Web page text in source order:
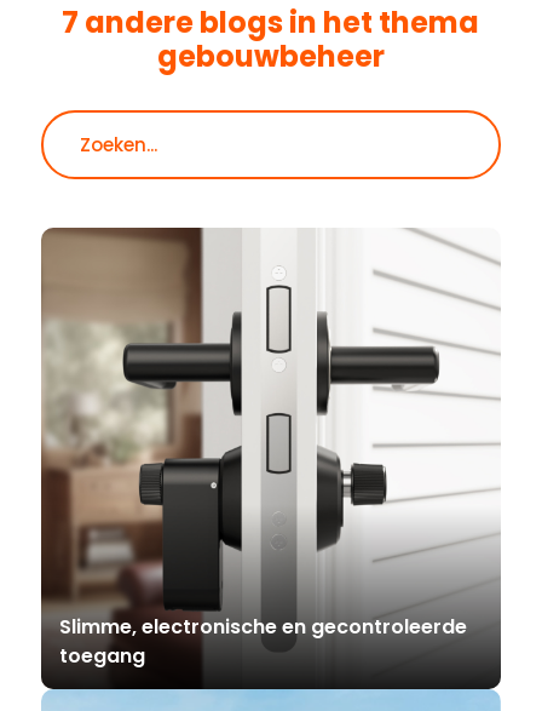
7 andere blogs in het thema
gebouwbeheer
Slimme, electronische en gecontroleerde
toegang